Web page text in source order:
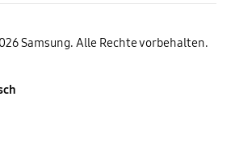
Samsung. Alle Rechte vorbehalten.